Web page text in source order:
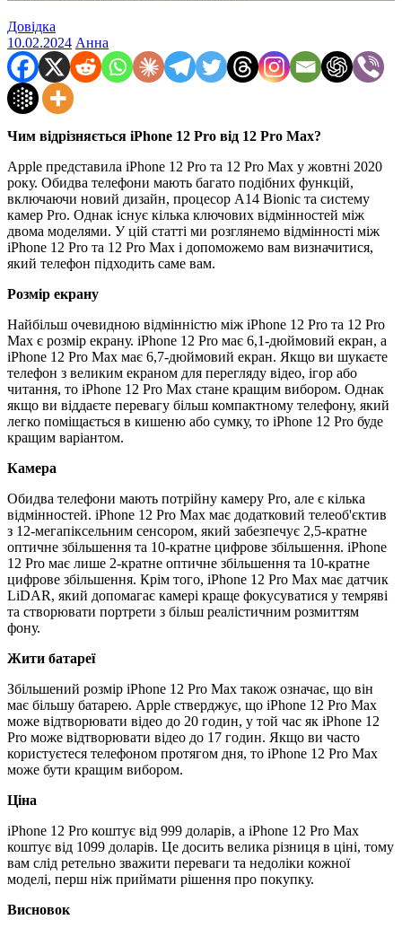
Довідка
10.02.2024 Анна
Чим відрізняється iPhone 12 Pro від 12 Pro Max?
Apple представила iPhone 12 Pro та 12 Pro Max у жовтні 2020
року. Обидва телефони мають багато подібних функцій,
включаючи новий дизайн, процесор A14 Bionic та систему
камер Pro. Однак існує кілька ключових відмінностей між
двома моделями. У цій статті ми розглянемо відмінності між
iPhone 12 Pro та 12 Pro Max і допоможемо вам визначитися,
який телефон підходить саме вам.
Розмір екрану
Найбільш очевидною відмінністю між iPhone 12 Pro та 12 Pro
Max є розмір екрану. iPhone 12 Pro має 6,1-дюймовий екран, а
iPhone 12 Pro Max має 6,7-дюймовий екран. Якщо ви шукаєте
телефон з великим екраном для перегляду відео, ігор або
читання, то iPhone 12 Pro Max стане кращим вибором. Однак
якщо ви віддаєте перевагу більш компактному телефону, який
легко поміщається в кишеню або сумку, то iPhone 12 Pro буде
кращим варіантом.
Камера
Обидва телефони мають потрійну камеру Pro, але є кілька
відмінностей. iPhone 12 Pro Max має додатковий телеоб'єктив
з 12-мегапіксельним сенсором, який забезпечує 2,5-кратне
оптичне збільшення та 10-кратне цифрове збільшення. iPhone
12 Pro має лише 2-кратне оптичне збільшення та 10-кратне
цифрове збільшення. Крім того, iPhone 12 Pro Max має датчик
LiDAR, який допомагає камері краще фокусуватися у темряві
та створювати портрети з більш реалістичним розмиттям
фону.
Жити батареї
Збільшений розмір iPhone 12 Pro Max також означає, що він
має більшу батарею. Apple стверджує, що iPhone 12 Pro Max
може відтворювати відео до 20 годин, у той час як iPhone 12
Pro може відтворювати відео до 17 годин. Якщо ви часто
користуєтеся телефоном протягом дня, то iPhone 12 Pro Max
може бути кращим вибором.
Ціна
iPhone 12 Pro коштує від 999 доларів, а iPhone 12 Pro Max
коштує від 1099 доларів. Це досить велика різниця в ціні, тому
вам слід ретельно зважити переваги та недоліки кожної
моделі, перш ніж приймати рішення про покупку.
Висновок